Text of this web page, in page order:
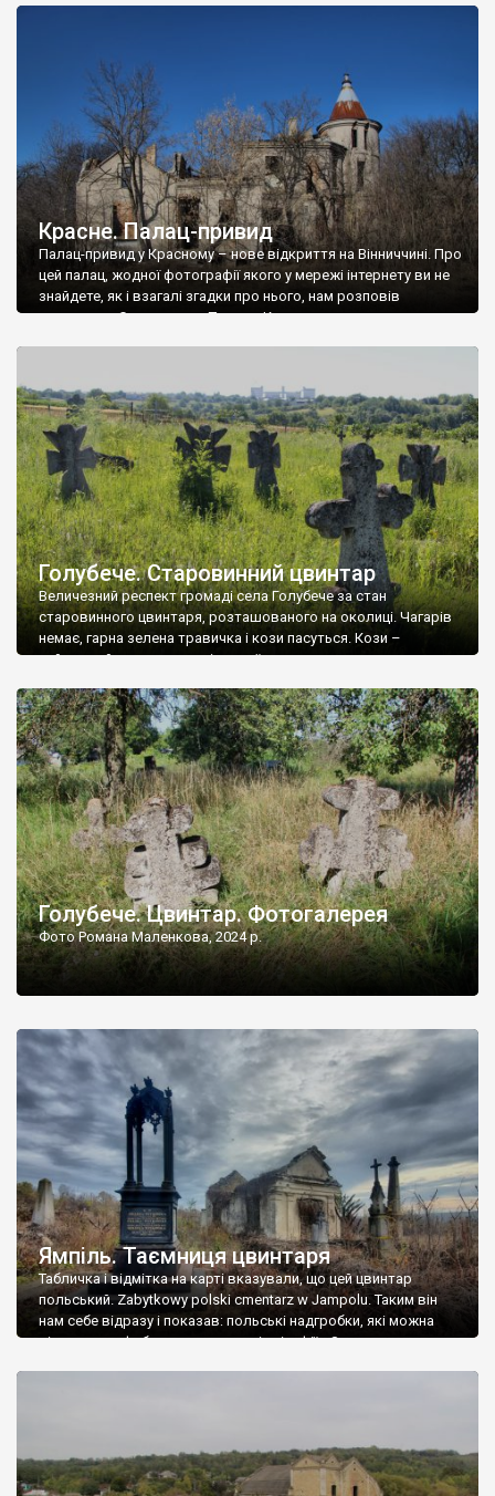
Красне. Палац-привид
Палац-привид у Красному – нове відкриття на Вінниччині. Про
цей палац, жодної фотографії якого у мережі інтернету ви не
знайдете, як і взагалі згадки про нього, нам розповів
мешканець Самгородка. Палац у Красному вразив не лише
Голубече. Старовинний цвинтар
Величезний респект громаді села Голубече за стан
старовинного цвинтаря, розташованого на околиці. Чагарів
немає, гарна зелена травичка і кози пасуться. Кози –
найкращий регулятор шкідливої, для старих кладовищ,
бруньками, кози ті бруньки обгризають, бо то улюблений
делікатес. На цвинтарі у Голубечому ціла колекція
різноманітних форм хрестів. Село відносно невелике, […]
Голубече. Цвинтар. Фотогалерея
Фото Романа Маленкова, 2024 р.
Ямпіль. Таємниця цвинтаря
Табличка і відмітка на карті вказували, що цей цвинтар
польський. Zabytkowy polski cmentarz w Jampolu. Таким він
нам себе відразу і показав: польські надгробки, які можна
віднести до фабричних, польські епітафії… Загалом цвинтар